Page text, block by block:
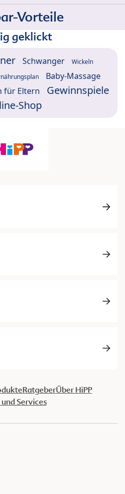
Vorteile
geklickt
Schwanger Wickeln
Baby-Massage
für Eltern
Gewinnspiele
Shop
RatgeberÜber HiPP
Services